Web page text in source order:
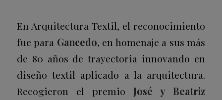
En Arquitectura Textil, el reconocimiento
fue para Gancedo, en homenaje a sus más
de 80 años de trayectoria innovando en
diseño textil aplicado a la arquitectura.
Recogieron el premio José y Beatriz